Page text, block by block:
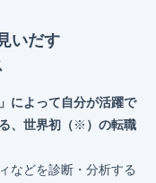
いだす
によって自分が活躍で
、世界初（※ ）の転職
などを診断・分析する